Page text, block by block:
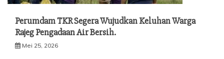
Perumdam TKR Segera Wujudkan Keluhan Warga
Rajeg Pengadaan Air Bersih.
Mei 25, 2026